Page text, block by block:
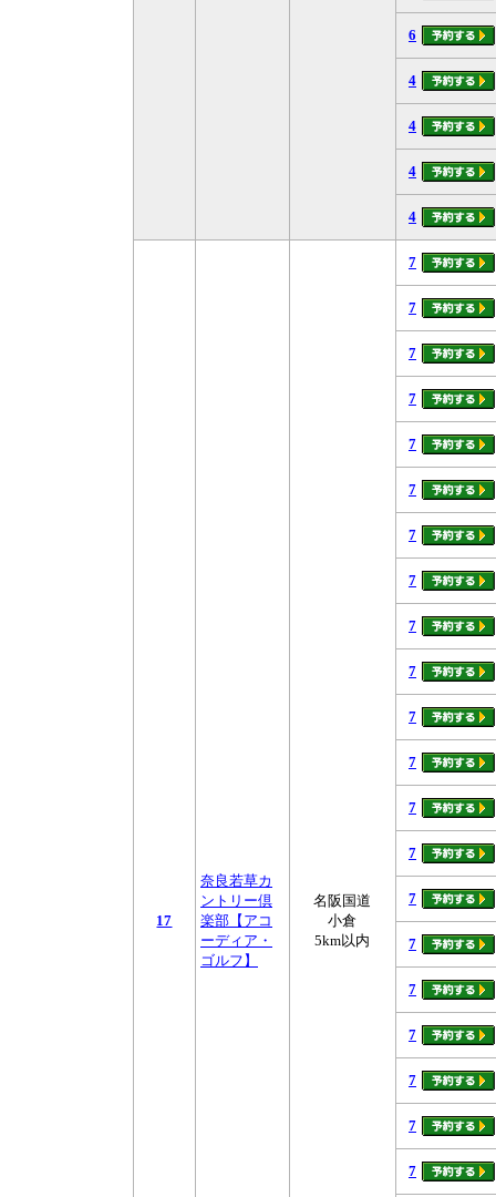
6
4
4
4
4
17
奈良若草カ
ントリー倶
楽部【アコ
ーディア・
ゴルフ】
名阪国道
小倉
5km以内
7
7
7
7
7
7
7
7
7
7
7
7
7
7
7
7
7
7
7
7
7